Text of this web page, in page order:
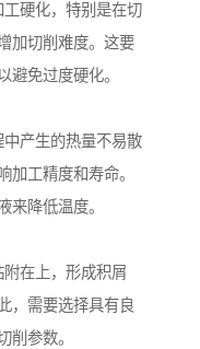
硬化，特别是在切
加切削难度。这要
避免过度硬化。
产生的热量不易散
加工精度和寿命。
来降低温度。
在上，形成积屑
，需要选择具有良
削参数。